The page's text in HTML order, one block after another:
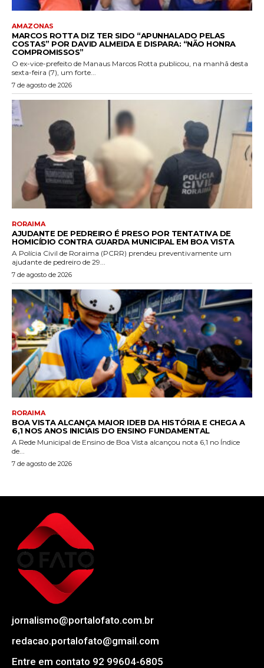
AMAZONAS
MARCOS ROTTA DIZ TER SIDO “APUNHALADO PELAS
COSTAS” POR DAVID ALMEIDA E DISPARA: “NÃO HONRA
COMPROMISSOS”
O ex-vice-prefeito de Manaus Marcos Rotta publicou, na manhã desta
sexta-feira (7), um forte...
7 de agosto de 2026
RORAIMA
AJUDANTE DE PEDREIRO É PRESO POR TENTATIVA DE
HOMICÍDIO CONTRA GUARDA MUNICIPAL EM BOA VISTA
A Polícia Civil de Roraima (PCRR) prendeu preventivamente um
ajudante de pedreiro de 29...
7 de agosto de 2026
RORAIMA
BOA VISTA ALCANÇA MAIOR IDEB DA HISTÓRIA E CHEGA A
6,1 NOS ANOS INICIAIS DO ENSINO FUNDAMENTAL
A Rede Municipal de Ensino de Boa Vista alcançou nota 6,1 no Índice
de...
7 de agosto de 2026
jornalismo@portalofato.com.br
redacao.portalofato@gmail.com
Entre em contato 92 99604-6805